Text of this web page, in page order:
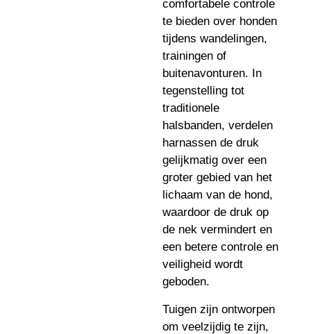
comfortabele controle
te bieden over honden
tijdens wandelingen,
trainingen of
buitenavonturen. In
tegenstelling tot
traditionele
halsbanden, verdelen
harnassen de druk
gelijkmatig over een
groter gebied van het
lichaam van de hond,
waardoor de druk op
de nek vermindert en
een betere controle en
veiligheid wordt
geboden.
Tuigen zijn ontworpen
om veelzijdig te zijn,